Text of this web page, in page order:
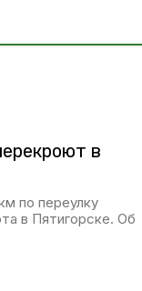
в
по переулку
в Пятигорске. Об